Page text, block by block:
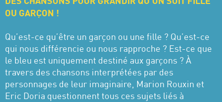
OU GARÇON !
Qu’est-ce qu’être un garçon ou une fille ? Qu’est-ce
qui nous différencie ou nous rapproche ? Est-ce que
le bleu est uniquement destiné aux garçons ? À
travers des chansons interprétées par des
personnages de leur imaginaire, Marion Rouxin et
Eric Doria questionnent tous ces sujets liés à